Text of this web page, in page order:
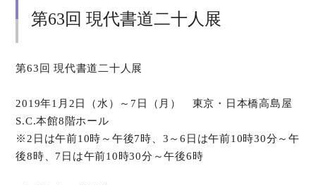
第63回 現代書道二十人展
第63回 現代書道二十人展
2019年1月2日（水）～7日（月） 東京・日本橋高島屋
S.C.本館8階ホール
※2日は午前10時～午後7時、3～6日は午前10時30分～午
後8時、7日は午前10時30分～午後6時
関連書道展
オンラインショップ
お問い合わせ